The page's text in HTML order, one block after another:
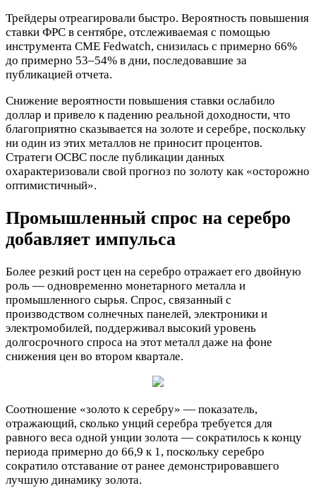
Трейдеры отреагировали быстро. Вероятность повышения
ставки ФРС в сентябре, отслеживаемая с помощью
инструмента CME Fedwatch, снизилась с примерно 66%
до примерно 53–54% в дни, последовавшие за
публикацией отчета.
Снижение вероятности повышения ставки ослабило
доллар и привело к падению реальной доходности, что
благоприятно сказывается на золоте и серебре, поскольку
ни один из этих металлов не приносит процентов.
Стратеги OCBC после публикации данных
охарактеризовали свой прогноз по золоту как «осторожно
оптимистичный».
Промышленный спрос на серебро
добавляет импульса
Более резкий рост цен на серебро отражает его двойную
роль — одновременно монетарного металла и
промышленного сырья. Спрос, связанный с
производством солнечных панелей, электроники и
электромобилей, поддерживал высокий уровень
долгосрочного спроса на этот металл даже на фоне
снижения цен во втором квартале.
Соотношение «золото к серебру» — показатель,
отражающий, сколько унций серебра требуется для
равного веса одной унции золота — сократилось к концу
периода примерно до 66,9 к 1, поскольку серебро
сократило отставание от ранее демонстрировавшего
лучшую динамику золота.